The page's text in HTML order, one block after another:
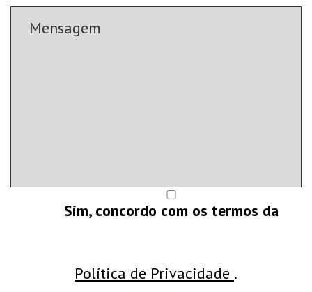
Sim, concordo com os termos da
Política de Privacidade .